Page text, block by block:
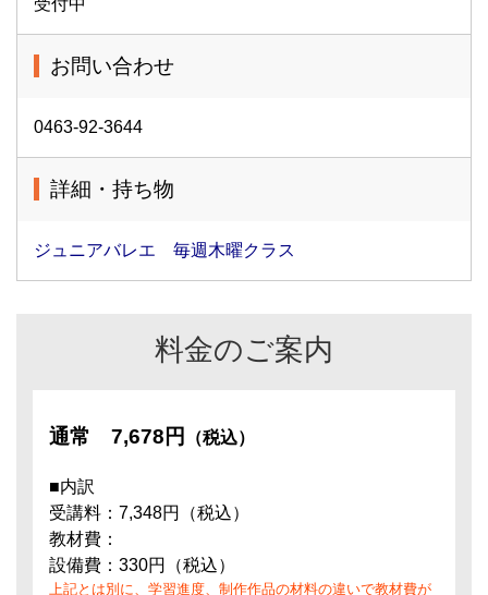
受付中
お問い合わせ
0463-92-3644
詳細・持ち物
ジュニアバレエ 毎週木曜クラス
料金のご案内
通常 7,678円 （税込）
■内訳
受講料：7,348円（税込）
教材費：
設備費：330円（税込）
上記とは別に、学習進度、制作作品の材料の違いで教材費が